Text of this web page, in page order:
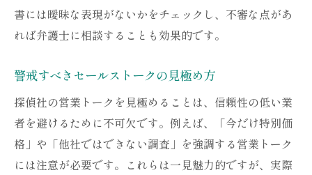
書には曖昧な表現がないかをチェックし、不審な点があ
れば弁護士に相談することも効果的です。
警戒すべきセールストークの見極め方
探偵社の営業トークを見極めることは、信頼性の低い業
者を避けるために不可欠です。例えば、「今だけ特別価
格」や「他社ではできない調査」を強調する営業トーク
には注意が必要です。これらは一見魅力的ですが、実際